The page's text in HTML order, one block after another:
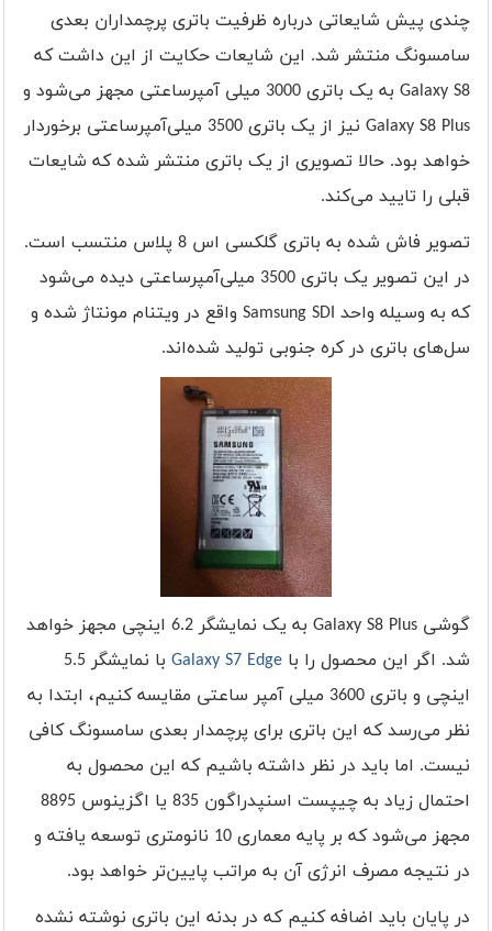
چندی پیش شایعاتی درباره ظرفیت باتری پرچمداران بعدی
سامسونگ منتشر شد. این شایعات حکایت از این داشت که
Galaxy S8 به یک باتری 3000 میلی آمپرساعتی مجهز می‌شود و
Galaxy S8 Plus
نیز از یک باتری 3500 میلی‌آمپرساعتی برخوردار
خواهد بود. حالا تصویری از یک باتری منتشر شده که شایعات
قبلی را تایید می‌کند.
تصویر فاش شده به باتری گلکسی اس 8 پلاس منتسب است.
در این تصویر یک باتری 3500 میلی‌آمپرساعتی دیده می‌شود
که به وسیله واحد Samsung SDI واقع در ویتنام مونتاژ شده و
سل‌های باتری در کره جنوبی تولید شده‌اند.
گوشی Galaxy S8 Plus
به یک نمایشگر 6.2 اینچی مجهز خواهد
شد. اگر این محصول را با Galaxy S7 Edge
با نمایشگر 5.5
اینچی و باتری 3600 میلی آمپر ساعتی مقایسه کنیم، ابتدا به
نظر می‌رسد که این باتری برای پرچمدار بعدی سامسونگ کافی
نیست. اما باید در نظر داشته باشیم که این محصول به
احتمال زیاد به چیپست اسنپدراگون 835 یا اگزینوس 8895
مجهز می‌شود که بر پایه معماری 10 نانومتری توسعه یافته و
در نتیجه مصرف انرژی آن به مراتب پایین‌تر خواهد بود.
در پایان باید اضافه کنیم که در بدنه این باتری نوشته نشده